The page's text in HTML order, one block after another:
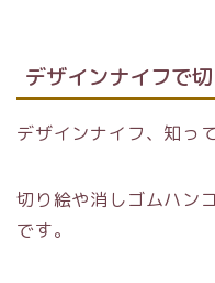
デザインナイフで
デザインナイフ、知っ
切り絵や消しゴムハン
です。